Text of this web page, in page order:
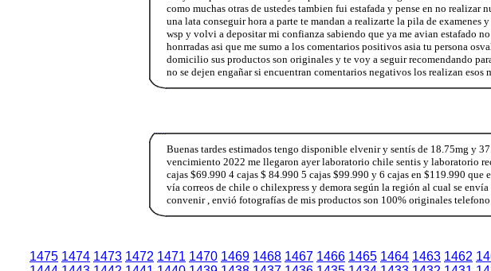
como muchas otras de ustedes tambien fui estafada y pense en no realizar
una lata conseguir hora a parte te mandan a realizarte la pila de
wsp y volvi a depositar mi confianza sabiendo que ya me avian estafado
honrradas asi que me sumo a los comentarios positivos asia tu persona
domicilio sus productos son originales y te voy a seguir recomendando
no se dejen engañar si encuentran comentarios negativos los realizan esos
Buenas tardes estimados tengo disponible elvenir y sentís de 18.75mg y
vencimiento 2022 me llegaron ayer laboratorio chile sentis y laboratorio
cajas $69.990 4 cajas $ 84.990 5 cajas $99.990 y 6 cajas en $119.990
vía correos de chile o chilexpress y demora según la región al cual se
convenir , envió fotografías de mis productos son 100% originales
1475 1474 1473 1472 1471 1470 1469 1468 1467 1466 1465 1464 1463 1462